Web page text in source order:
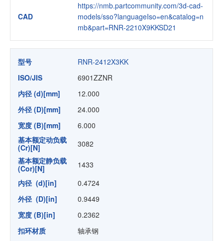
CAD
https://nmb.partcommunity.com/3d-cad-
models/sso?languageIso=en&catalog=n
mb&part=RNR-2210X9KKSD21
型号
RNR-2412X3KK
ISO/JIS
6901ZZNR
内径 (d)[mm]
12.000
外径 (D)[mm]
24.000
宽度 (B)[mm]
6.000
基本额定动负载
(Cr)[N]
3082
基本额定静负载
(Cor)[N]
1433
内径 (d)[in]
0.4724
外径 (D)[in]
0.9449
宽度 (B)[in]
0.2362
扣环材质
轴承钢